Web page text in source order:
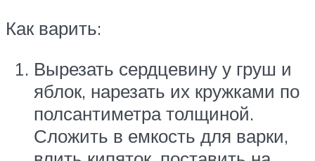
Как варить:
Вырезать сердцевину у груш и
яблок, нарезать их кружками по
полсантиметра толщиной.
Сложить в емкость для варки,